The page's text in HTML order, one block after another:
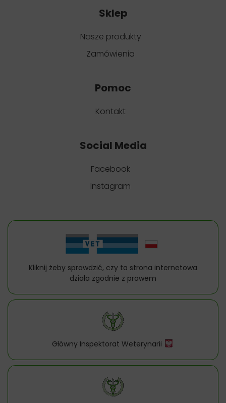
Sklep
Nasze produkty
Zamówienia
Pomoc
Kontakt
Social Media
Facebook
Instagram
Kliknij żeby sprawdzić, czy ta strona internetowa
działa zgodnie z prawem
Główny Inspektorat Weterynarii